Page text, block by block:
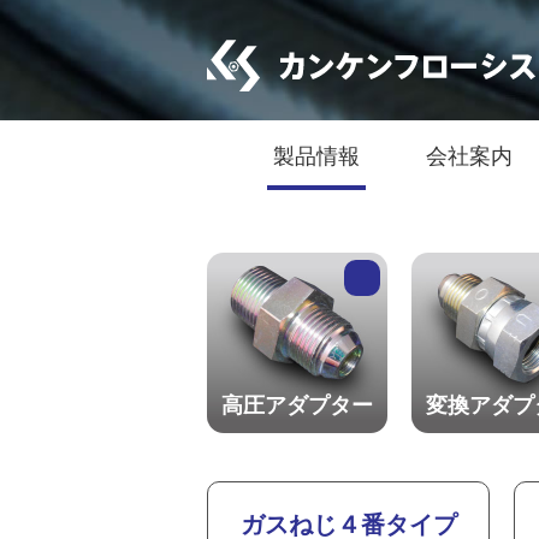
製品情報 会社案内
高圧アダプター 変換アダプ
ガスねじ４番タイプ